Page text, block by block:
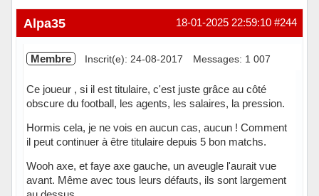
#244
18-01-2025 22:59:10
Alpa35
Membre Inscrit(e): 24-08-2017 Messages: 1 007
Ce joueur , si il est titulaire, c'est juste grâce au côté
obscure du football, les agents, les salaires, la pression.
Hormis cela, je ne vois en aucun cas, aucun ! Comment
il peut continuer à être titulaire depuis 5 bon matchs.
Wooh axe, et faye axe gauche, un aveugle l'aurait vue
avant. Même avec tous leurs défauts, ils sont largement